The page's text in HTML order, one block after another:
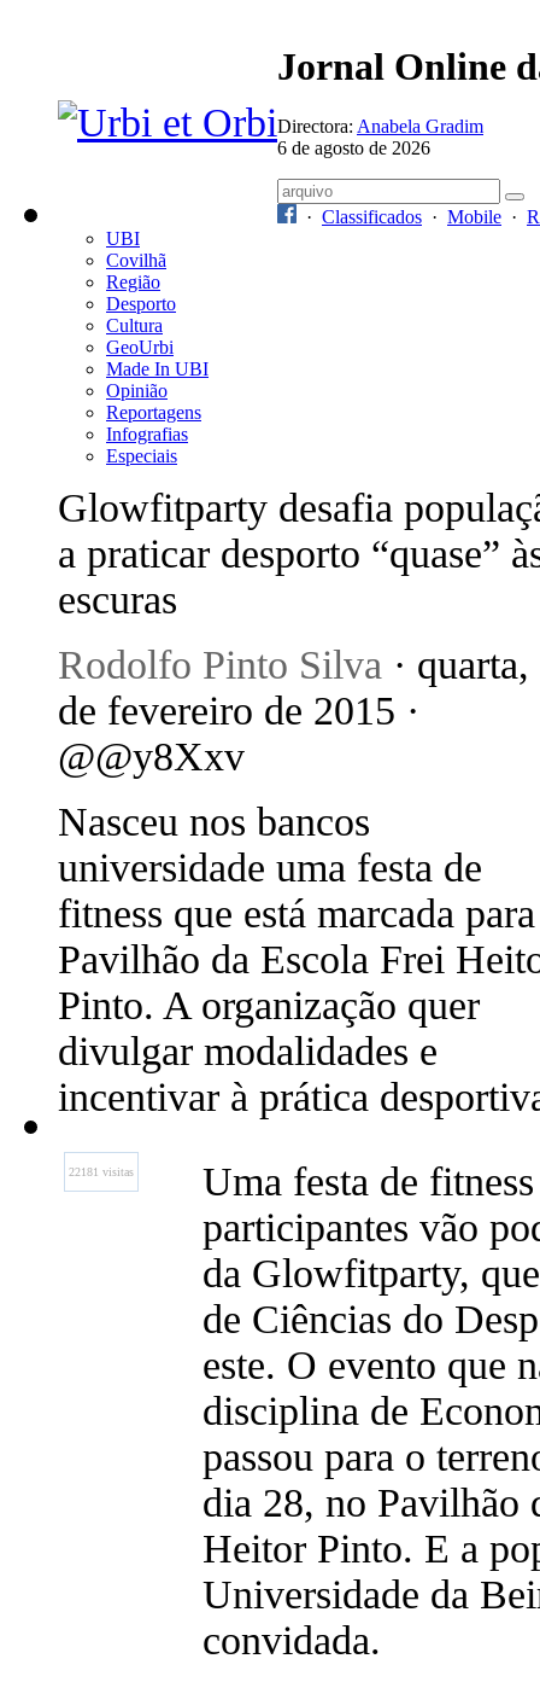
Jornal Online
Directora: Anabela Gradim
6 de agosto de 2026
· Classificados · Mobile ·
UBI
Covilhã
Região
Desporto
Cultura
GeoUrbi
Made In UBI
Opinião
Reportagens
Infografias
Especiais
Glowfitparty desafia
a praticar desporto “quase”
escuras
Rodolfo Pinto Silva ·
de fevereiro de 2015 ·
@@y8Xxv
Nasceu nos bancos
universidade uma festa de
fitness que está marcada
Pavilhão da Escola Frei
Pinto. A organização quer
divulgar modalidades e
incentivar à prática
22181 visitas
Uma festa de
participantes vão
da Glowfitparty,
de Ciências do
este. O evento que
disciplina de
passou para o
dia 28, no Pavilhão
Heitor Pinto. E a
Universidade da
convidada.